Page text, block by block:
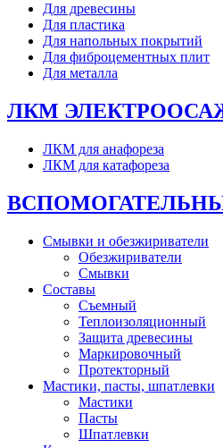
Для древесины
Для пластика
Для напольных покрытий
Для фиброцементных плит
Для металла
ЛКМ
ЛКМ для анафореза
ЛКМ для катафореза
Смывки и обезжириватели
Обезжириватели
Смывки
Составы
Съемный
Теплоизоляционный
Защита древесины
Маркировочный
Протекторный
Мастики, пасты, шпатлевки
Мастики
Пасты
Шпатлевки